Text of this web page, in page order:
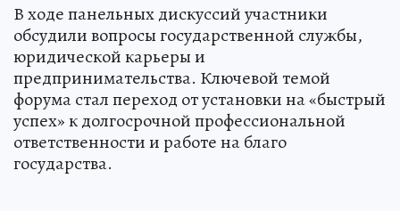
В ходе панельных дискуссий участники
обсудили вопросы государственной службы,
юридической карьеры и
предпринимательства. Ключевой темой
форума стал переход от установки на «быстрый
успех» к долгосрочной профессиональной
ответственности и работе на благо
государства.